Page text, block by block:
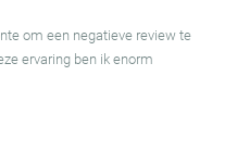
het vinden van de exacte
uitrijsysteem enige
vinden de parkeerplaatsen
parkeergarage sterk
om een negatieve review te
ervaring ben ik enorm
gereserveerd voor
er geen enkele plaats meer